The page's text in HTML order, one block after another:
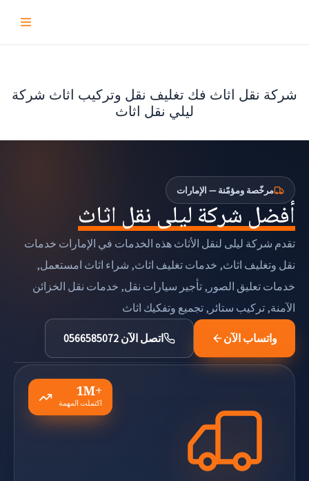
شركة نقل اثاث فك تغليف نقل وتركيب اثاث شركة
لیلي نقل اثاث
مرخّصة ومؤمّنة — الإمارات
أفضل شركة ليلى نقل اثاث
تقدم شركة ليلى لنقل الأثاث هذه الخدمات في الإمارات خدمات
نقل وتغليف اثاث, خدمات تغليف اثاث, شراء اثاث امستعمل,
خدمات تعليق الصور, تأجير سيارات نقل, خدمات نقل الخزائن
الآمنة, تركيب ستائر, تجميع وتفكيك اثاث
واتساب الآن اتصل الآن 0566585072
1M+
اكتملت المهمة